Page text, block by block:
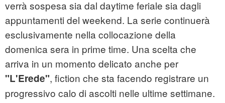
verrà sospesa sia dal daytime feriale sia dagli
appuntamenti del weekend. La serie continuerà
esclusivamente nella collocazione della
domenica sera in prime time. Una scelta che
arriva in un momento delicato anche per
"L'Erede", fiction che sta facendo registrare un
progressivo calo di ascolti nelle ultime settimane.